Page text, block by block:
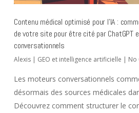
Contenu médical optimisé pour l’IA :
de votre site pour être cité par ChatGPT
conversationnels
Alexis | GEO et intelligence artificielle | No
Les moteurs conversationnels
désormais des sources médicales
Découvrez comment structurer le